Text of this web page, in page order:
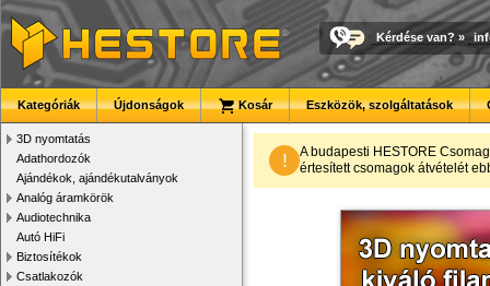
Kérdése van? »
Kategóriák Újdonságok Kosár Eszközök, szolgáltatások
3D nyomtatás
Adathordozók
Ajándékok, ajándékutalványok
Analóg áramkörök
Audiotechnika
Autó HiFi
Biztosítékok
Csatlakozók
!
A budapesti HESTORE
értesített csomagok átvételét
3D nyomtató
Kiváló minőségű,
Modulvilág
Fejlesztés, szórakozás
Megbízható
Új, modern